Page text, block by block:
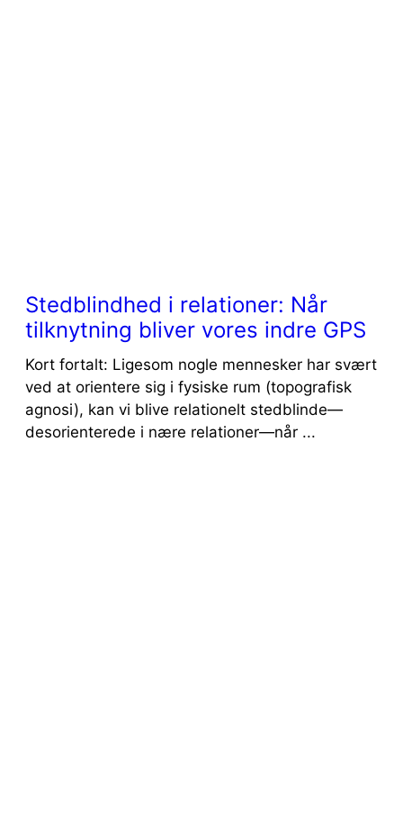
Stedblindhed i relationer: Når
tilknytning bliver vores indre GPS
Kort fortalt: Ligesom nogle mennesker har svært
ved at orientere sig i fysiske rum (topografisk
agnosi), kan vi blive relationelt stedblinde—
desorienterede i nære relationer—når ...